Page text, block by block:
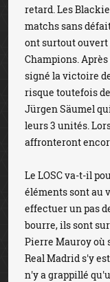
retard. Les
matchs sans
ont surtout ouvert
Champions.
signé la victoire
risque toutefois
Jürgen Säumel
leurs 3 unités.
affronteront
Le LOSC va-t-il
éléments sont au
effectuer un pas
bourre, ils sont
Pierre Mauroy où
Real Madrid s'y
n'y a grappillé